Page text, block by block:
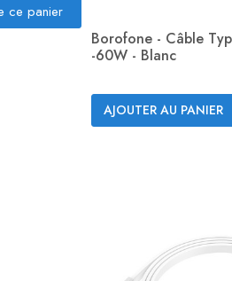
ce panier
Borofone - Câble
-60W - Blanc
AJOUTER AU PANIER